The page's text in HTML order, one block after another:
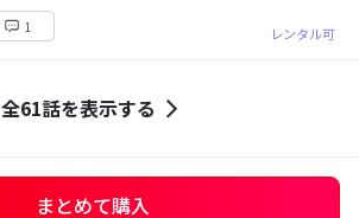
1 レンタル可
全61話を表示する
まとめて購入